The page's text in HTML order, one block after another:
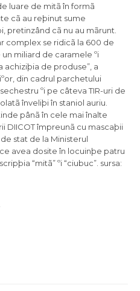
luare de mitã în formã
cã au reþinut sume
pretinzând cã nu au mãrunt.
complex se ridicã la 600 de
miliard de caramele ºi
de produse”, a
din cadrul parchetului
ºi pe câteva TIR-uri de
înveliþi în staniol auriu.
pânã în cele mai înalte
DIICOT împreunã cu mascaþii
stat de la Ministerul
avea dosite în locuinþe patru
“mitã” ºi “ciubuc”. sursa: